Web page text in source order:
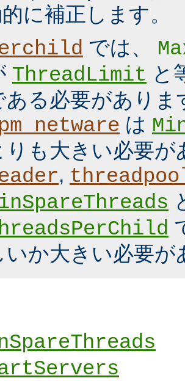
に補正します。
では、
ThreadLimit と
ある必要がありま
は
りも大きい必要が
,
いか大きい必要が